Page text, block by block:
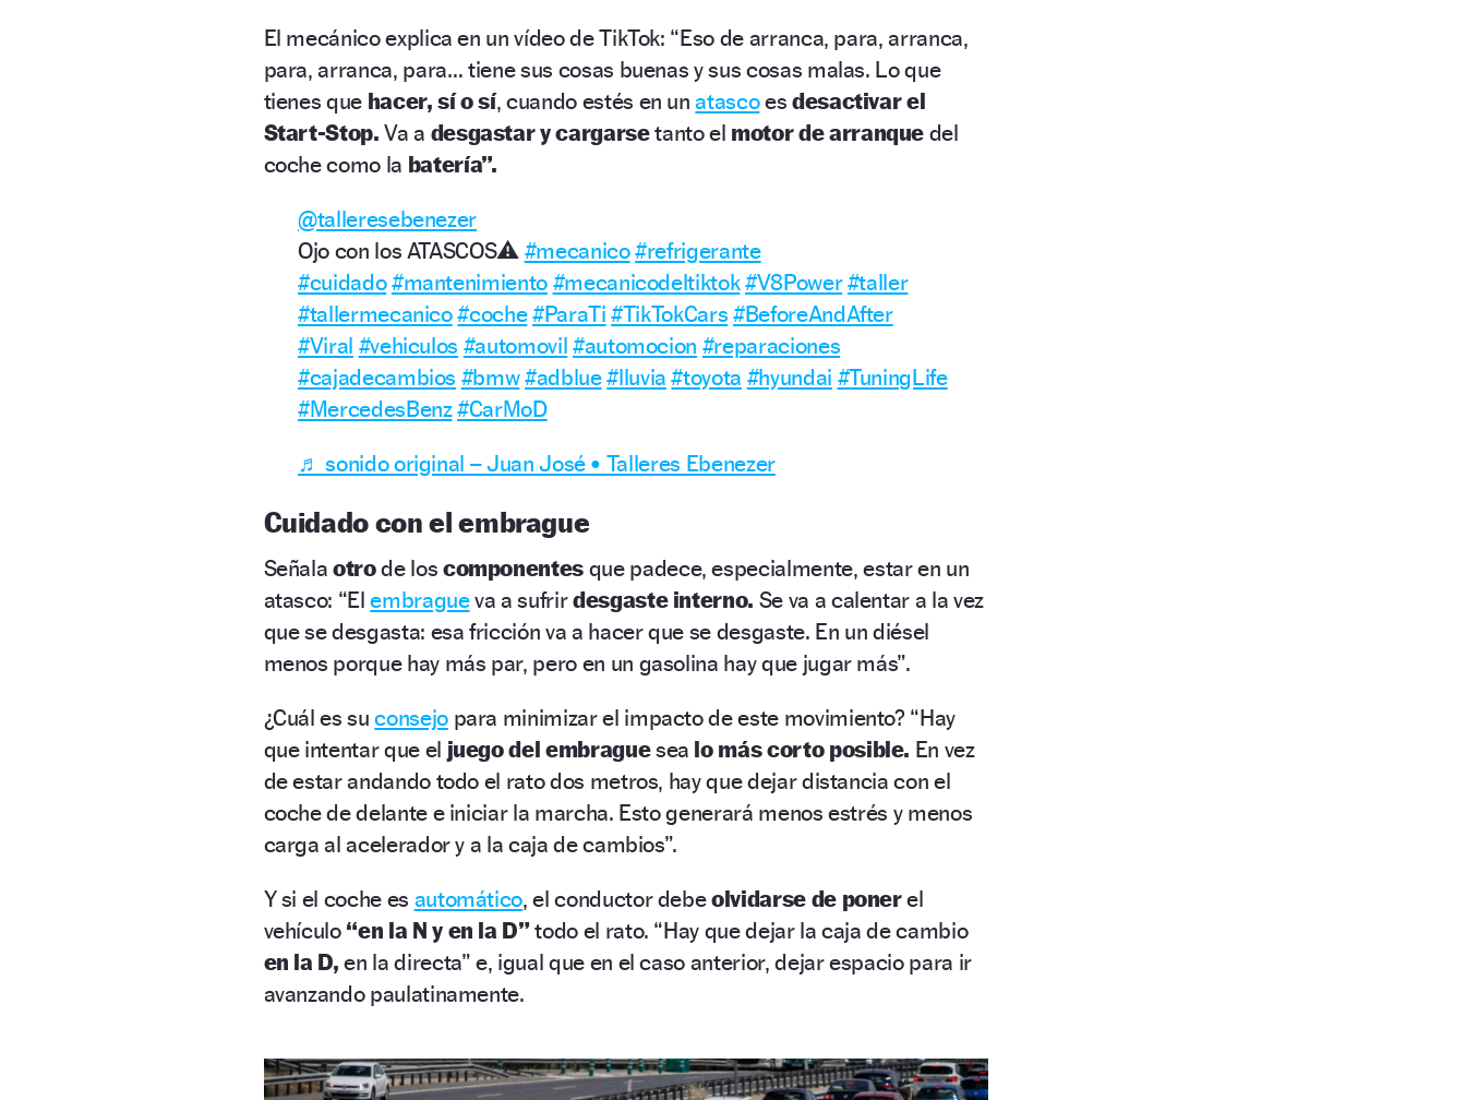
El mecánico explica en un vídeo de TikTok: “Eso de arranca, para, arranca,
para, arranca, para… tiene sus cosas buenas y sus cosas malas. Lo que
tienes que hacer, sí o sí, cuando estés en unatascoes desactivar el
Start-Stop.Va a desgastar y cargarsetanto el motor de arranque del
coche como la batería”.
@talleresebenezer
Ojo con los ATASCOS⚠️ #mecanico#refrigerante
#cuidado#mantenimiento #mecanicodeltiktok#V8Power#taller
#tallermecanico#coche#ParaTi #TikTokCars #BeforeAndAfter
#Viral #vehiculos #automovil #automocion #reparaciones
#cajadecambios #bmw#adblue#lluvia #toyota #hyundai #TuningLife
#MercedesBenz#CarMoD
♬ sonido original – Juan José • Talleres Ebenezer
Cuidado con el embrague
Señalaotrode los componentes que padece, especialmente, estar en un
atasco: “Elembragueva a sufrirdesgaste interno. Se va a calentar a la vez
que se desgasta: esa fricción va a hacer que se desgaste. En un diésel
menos porque hay más par, pero en un gasolina hay que jugar más”.
¿Cuál es suconsejopara minimizar el impacto de este movimiento? “Hay
que intentar que el juego del embraguesea lo más corto posible. En vez
de estar andando todo el rato dos metros, hay que dejar distancia con el
coche de delante e iniciar la marcha. Esto generará menos estrés y menos
carga al acelerador y a la caja de cambios”.
Y si el coche es automático, el conductor debeolvidarse de ponerel
vehículo“en la N y en la D”todo el rato. “Hay que dejar la caja de cambio
en la D,en la directa” e, igual que en el caso anterior, dejar espacio para ir
avanzando paulatinamente.